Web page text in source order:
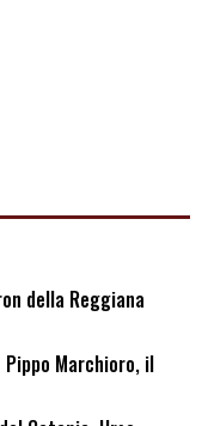
della Reggiana
Marchioro, il